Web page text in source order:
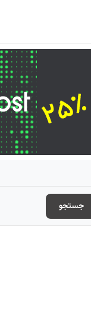
جستجو